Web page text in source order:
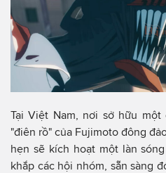
Tại Việt Nam, nơi sở hữu
"điên rồ" của Fujimoto đông
hẹn sẽ kích hoạt một làn
khắp các hội nhóm, sẵn sàng